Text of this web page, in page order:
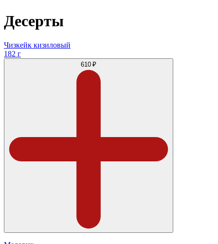
Десерты
Чизкейк кизиловый
182 г
610 ₽